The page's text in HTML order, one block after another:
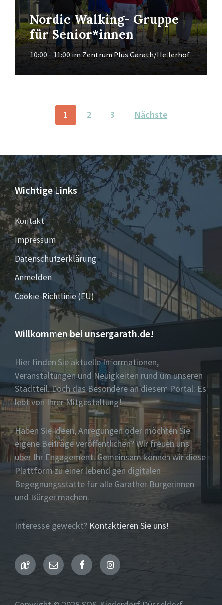
Nordic Walking- Gruppe
für Senior*innen
10:00 - 11:00imZentrum Plus Garath/Hellerhof
BEITRAGSNAVIGATION
1 2 3 Nächste
Wichtige Links
Kontakt
Impressum
Datenschutzerklärung
Anmelden
Cookie-Richtlinie (EU)
Willkommen bei unsergarath.de!
Hier finden Sie aktuelle Informationen,
Veranstaltungen und Neuigkeiten rund um unseren
Stadtteil. Doch das Besondere an diesem Portal: Es
lebt von Ihrer Mitgestaltung!
Haben Sie Ideen, Anregungen oder möchten Sie
eigene Beiträge veröffentlichen? Wir freuen uns
über Ihr Engagement. Gemeinsam können wir diese
Plattform zu einer lebendigen digitalen
Begegnungsstätte für alle Garather Bürgerinnen
und Bürger machen.
Interesse geweckt? Kontaktieren Sie uns!
Maps Email FacebookInstagram